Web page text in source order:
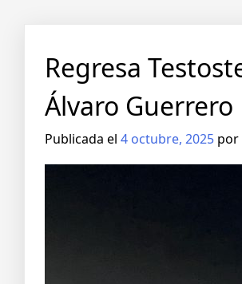
Regresa
Álvaro Guerrero
Publicada el 4 octubre, 2025 por